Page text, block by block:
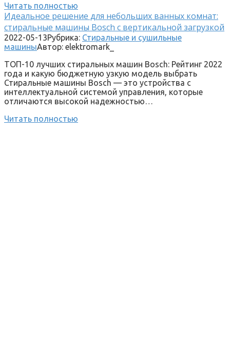
Читать полностью
Идеальное решение для небольших ванных комнат:
стиральные машины Bosch с вертикальной загрузкой
2022-05-13Рубрика: Стиральные и сушильные
машиныАвтор: elektromark_
ТОП-10 лучших стиральных машин Bosch: Рейтинг 2022
года и какую бюджетную узкую модель выбрать
Стиральные машины Bosch — это устройства с
интеллектуальной системой управления, которые
отличаются высокой надежностью…
Читать полностью